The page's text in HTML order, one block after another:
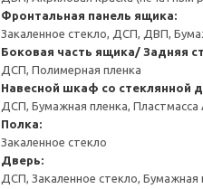
Фронтальная панель ящика:
Закаленное стекло, ДСП, ДВП,
Боковая часть ящика/ Задняя
ДСП, Полимерная пленка
Навесной шкаф со стеклянной
ДСП, Бумажная пленка, Пластмасса
Полка:
Закаленное стекло
Дверь:
ДСП, Закаленное стекло, Бумажная